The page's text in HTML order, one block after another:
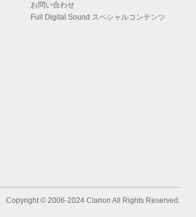
お問い合わせ
Full Digital Sound スペシャルコンテンツ
Copyright © 2006-2024 Clarion All Rights Reserved.